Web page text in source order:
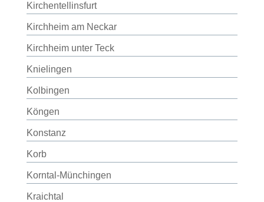
Kirchentellinsfurt
Kirchheim am Neckar
Kirchheim unter Teck
Knielingen
Kolbingen
Köngen
Konstanz
Korb
Korntal-Münchingen
Kraichtal